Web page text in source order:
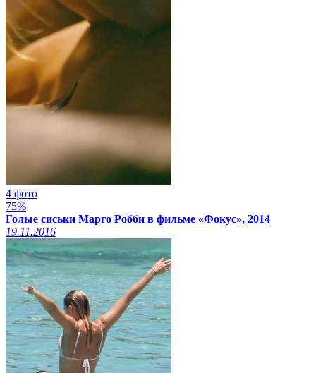
4 фото
75%
Голые сиськи Марго Робби в фильме «Фокус», 2014
19.11.2016